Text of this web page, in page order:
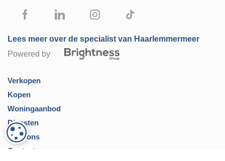
Lees meer over de specialist van Haarlemmermeer
Powered by
Verkopen
Kopen
Woningaanbod
Diensten
Over ons
Contact
COOKIE-INSTELLINGEN